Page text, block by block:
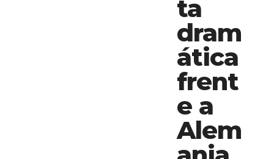
ta
dram
ática
frent
e a
Alem